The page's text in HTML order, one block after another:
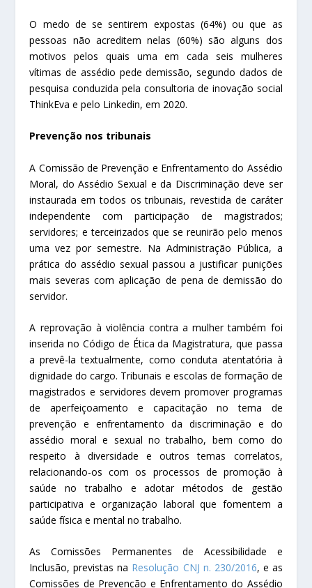
O medo de se sentirem expostas (64%) ou que as
pessoas não acreditem nelas (60%) são alguns dos
motivos pelos quais uma em cada seis mulheres
vítimas de assédio pede demissão, segundo dados de
pesquisa conduzida pela consultoria de inovação social
ThinkEva e pelo Linkedin, em 2020.
Prevenção nos tribunais
A Comissão de Prevenção e Enfrentamento do Assédio
Moral, do Assédio Sexual e da Discriminação deve ser
instaurada em todos os tribunais, revestida de caráter
independente com participação de magistrados;
servidores; e terceirizados que se reunirão pelo menos
uma vez por semestre. Na Administração Pública, a
prática do assédio sexual passou a justificar punições
mais severas com aplicação de pena de demissão do
servidor.
A reprovação à violência contra a mulher também foi
inserida no Código de Ética da Magistratura, que passa
a prevê-la textualmente, como conduta atentatória à
dignidade do cargo. Tribunais e escolas de formação de
magistrados e servidores devem promover programas
de aperfeiçoamento e capacitação no tema de
prevenção e enfrentamento da discriminação e do
assédio moral e sexual no trabalho, bem como do
respeito à diversidade e outros temas correlatos,
relacionando-os com os processos de promoção à
saúde no trabalho e adotar métodos de gestão
participativa e organização laboral que fomentem a
saúde física e mental no trabalho.
As Comissões Permanentes de Acessibilidade e
Inclusão, previstas na Resolução CNJ n. 230/2016, e as
Comissões de Prevenção e Enfrentamento do Assédio